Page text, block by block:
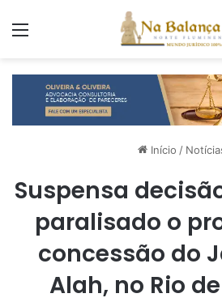
Início /
Suspensa
paralisado o
concessão do
Alah, no Rio